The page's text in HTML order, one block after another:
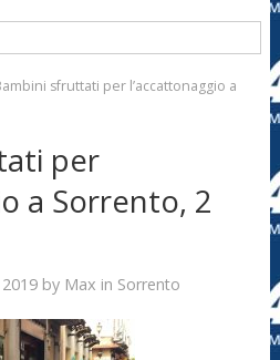
sfruttati per l’accattonaggio a
per
a Sorrento, 2
by Max in Sorrento